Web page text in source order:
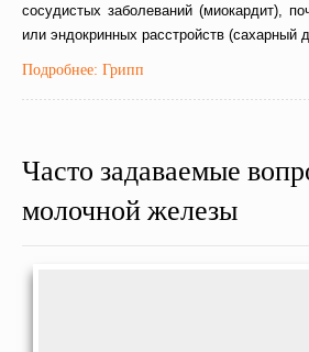
сосудистых заболеваний (миокардит),
или эндокринных расстройств (сахарный
Подробнее: Грипп
Часто задаваемые
молочной железы